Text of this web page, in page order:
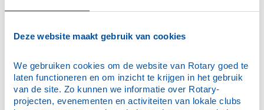
Deze website maakt gebruik van cookies
We gebruiken cookies om de website van Rotary goed te
laten functioneren en om inzicht te krijgen in het gebruik
van de site. Zo kunnen we informatie over Rotary-
projecten, evenementen en activiteiten van lokale clubs
Bistrobar, Blend Bar & Bites
tussen de gerechten door verrast wordt met
bijzondere intermezzo's. Samen zetten we ons in voor
een jaarlijks nieuw te kiezen goed doel.